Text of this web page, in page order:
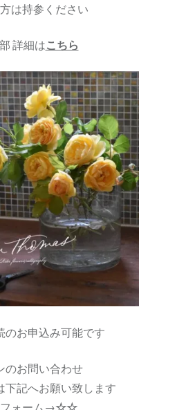
は持参ください
詳細はこちら
のお申込み可能です
のお問い合わせ
下記へお願い致します
フォーム→☆☆